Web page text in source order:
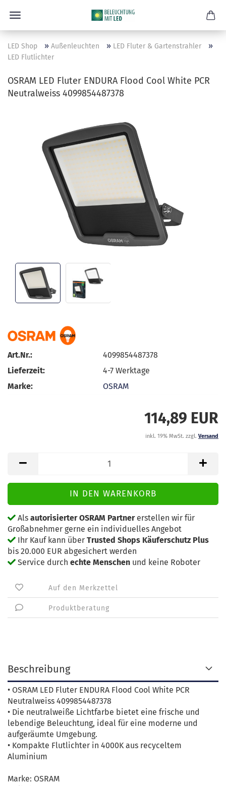
LED Shop » Außenleuchten » LED Fluter & Gartenstrahler »
LED Flutlichter
OSRAM LED Fluter ENDURA Flood Cool White PCR
Neutralweiss 4099854487378
Art.Nr.:
4099854487378
Lieferzeit:
4-7 Werktage
Marke:
OSRAM
114,89 EUR
inkl. 19% MwSt. zzgl. Versand
Als autorisierter OSRAM Partnererstellen wir für
Großabnehmer gerne ein individuelles Angebot
Ihr Kauf kann über Trusted Shops Käuferschutz Plus
bis 20.000 EUR abgesichert werden
Service durch echte Menschen und keine Roboter
Auf den Merkzettel
Produktberatung
Beschreibung
• OSRAM LED Fluter ENDURA Flood Cool White PCR
Neutralweiss 4099854487378
• Die neutralweiße Lichtfarbe bietet eine frische und
lebendige Beleuchtung, ideal für eine moderne und
aufgeräumte Umgebung.
• Kompakte Flutlichter in 4000K aus recyceltem
Aluminium
Marke: OSRAM